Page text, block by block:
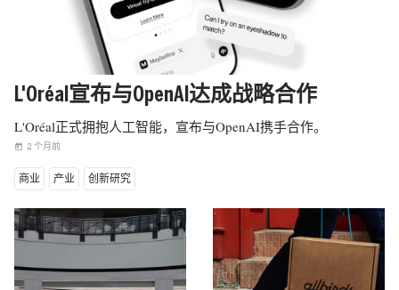
L'Oréal宣布与OpenAI达成战略合作
L'Oréal正式拥抱人工智能，宣布与OpenAI携手合作。
today 2 个月前
商业 产业 创新研究